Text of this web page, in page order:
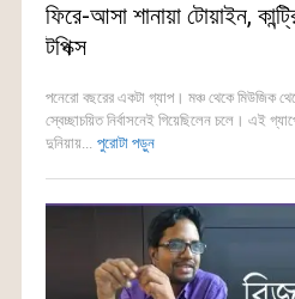
ফিরে-আসা শানায়া টোয়াইন,
টপিক্স
পনেরো বছরের একটা গ্যাপ। মঞ্চ থেকে মিউজিক
স্বেচ্ছাচয়িত নির্বাসনেই গিয়েছিলেন চলে। এই
দুনিয়ায়... পুরোটা পড়ুন